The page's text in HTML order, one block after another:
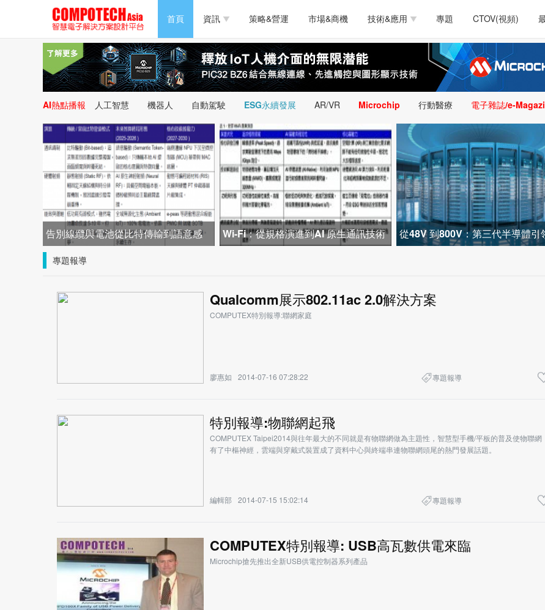
首頁 資訊
半導體/零組件 測試量測
PC/周邊 軟體/工具 醫療電子
新能源 人工智慧 安防監控
策略&營運 市場&商機 技術&應用
電源技術
醫療電子 通訊&網路
類比技術 LED/照明技術 微
嵌入技術 感測技術 量
智慧型視覺影像/監
控技術
專題 CTOV(視頻)
半導體/零組件 測試量測 通訊/網路
PC/周邊 軟體/工具 醫療電子
新能源 人工智慧 安防監控
智慧設計
醫療電子 通訊&網路 介
類比技術 LED/照明技術 微
嵌入技術 感測技術 量
智慧型視覺影像/監
控技術
AI熱點播報 人工智慧 機器人 自動駕駛 ESG永續發展 AR/VR Microchip 行動醫療 電子雜誌/e-
告別線纜與電池從比特傳輸到語意感
知
Wi-Fi：從規格演進到AI 原生通訊技術
從48V 到800V：第三代半導體引
專題報導
Qualcomm展示802.11ac 2.0解決方案
COMPUTEX特別報導:聯網家庭
廖惠如 2014-07-16 07:28:22 專題報導
特別報導:物聯網起飛
COMPUTEX Taipei2014與往年最大的不同就是有物聯網做為主題性，智慧型手機/平板的普及使物聯網
有了中樞神經，雲端與穿戴式裝置成了資料中心與終端串連物聯網頭尾的熱門發展話題。
編輯部 2014-07-15 15:02:14 專題報導
COMPUTEX特別報導: USB高瓦數供電來臨
Microchip搶先推出全新USB供電控制器系列產品